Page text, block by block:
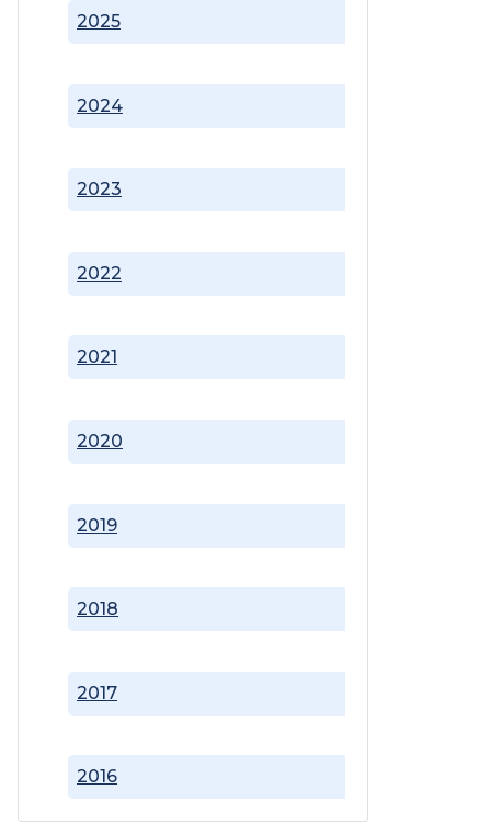
2016
2017
2018
2019
2020
2021
2022
2023
2024
2025